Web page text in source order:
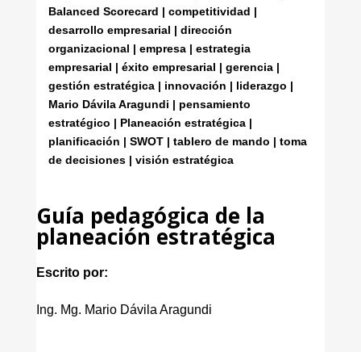
Balanced Scorecard | competitividad |
desarrollo empresarial | dirección
organizacional | empresa | estrategia
empresarial | éxito empresarial | gerencia |
gestión estratégica | innovación | liderazgo |
Mario Dávila Aragundi | pensamiento
estratégico | Planeación estratégica |
planificación | SWOT | tablero de mando | toma
de decisiones | visión estratégica
Guía pedagógica de la
planeación estratégica
Escrito por:
Ing. Mg. Mario Dávila Aragundi